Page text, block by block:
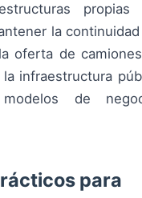
la
oferta de
infraestructura
modelos de
para